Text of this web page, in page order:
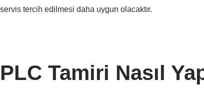
servis tercih edilmesi daha uygun olacaktır.
PLC Tamiri Nasıl